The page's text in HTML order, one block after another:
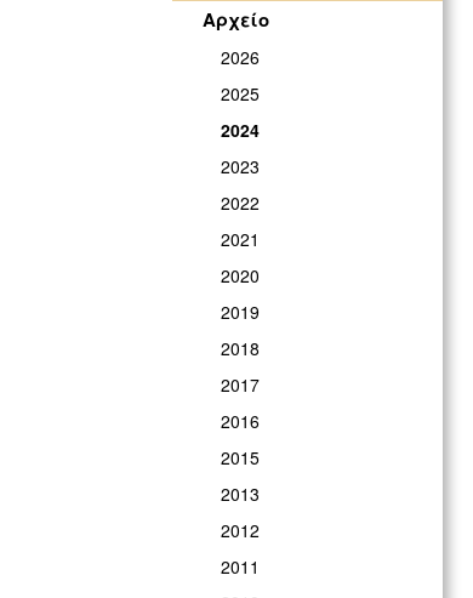
Αρχείο
2026
2025
2024
2023
2022
2021
2020
2019
2018
2017
2016
2015
2013
2012
2011